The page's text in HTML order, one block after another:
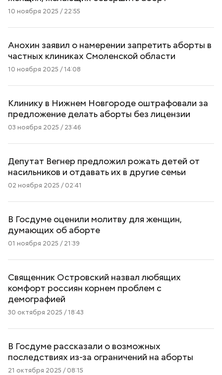
10 ноября 2025 / 22:55
Анохин заявил о намерении запретить аборты в
частных клиниках Смоленской области
10 ноября 2025 / 14:08
Клинику в Нижнем Новгороде оштрафовали за
предложение делать аборты без лицензии
03 ноября 2025 / 23:46
Депутат Вегнер предложил рожать детей от
насильников и отдавать их в другие семьи
02 ноября 2025 / 02:41
В Госдуме оценили молитву для женщин,
думающих об аборте
01 ноября 2025 / 21:39
Священник Островский назвал любящих
комфорт россиян корнем проблем с
демографией
30 октября 2025 / 18:43
В Госдуме рассказали о возможных
последствиях из-за ограничений на аборты
21 октября 2025 / 08:15